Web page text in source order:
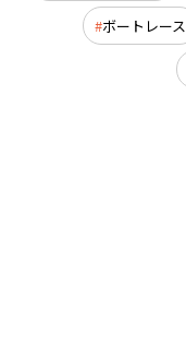
ボートレース